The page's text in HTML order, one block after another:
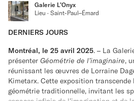
mercredi au vendredi de 13h00 à
17h00 jusqu'au 31 mai 2025. L'entrée
Le vernissage aura lieu le vendredi 16
l'artiste. L'exposition se poursuivra
Galerie L’Onyx est située au 6400,
-30-
POUR PLUS D'INFORMATIONS:
Galerie L’Onyx
Lieu · Saint-Paul–Émard
DERNIERS JOURS
Montréal, le 25 avril 2025. – La
présenter Géométrie de l’imaginaire,
réunissant les œuvres de Lorraine
Kimetarx. Cette exposition transcende
géométrie traditionnelle, invitant les